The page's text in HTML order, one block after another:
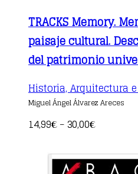
TRACKS Memory.
paisaje cultural.
del patrimonio
Historia, Arquitectura
Miguel Ángel Álvarez Areces
14,99€ – 30,00€